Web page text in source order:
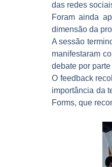
das redes
Foram ainda
dimensão da
A sessão
manifestaram
debate por
O feedback
importância da
Forms, que